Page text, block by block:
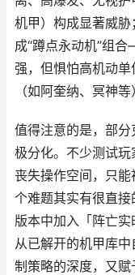
机甲）构成显著威
成“蹲点永动机”组
强，但惧怕高机动
（如阿奎纳、冥神等
值得注意的是，部
极分化。不少测试
丧失操作空间，只能
个难题其实有很直
版本中加入「阵亡
从已解开的机甲库
制策略的深度，又